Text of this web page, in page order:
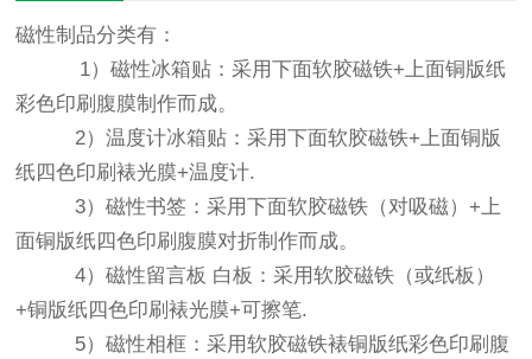
磁性制品分类有：
1）磁性冰箱贴：采用下面软胶磁铁+上面铜版纸
彩色印刷腹膜制作而成。
2）温度计冰箱贴：采用下面软胶磁铁+上面铜版
纸四色印刷裱光膜+温度计.
3）磁性书签：采用下面软胶磁铁（对吸磁）+上
面铜版纸四色印刷腹膜对折制作而成。
4）磁性留言板 白板：采用软胶磁铁（或纸板）
+铜版纸四色印刷裱光膜+可擦笔.
5）磁性相框：采用软胶磁铁裱铜版纸彩色印刷腹